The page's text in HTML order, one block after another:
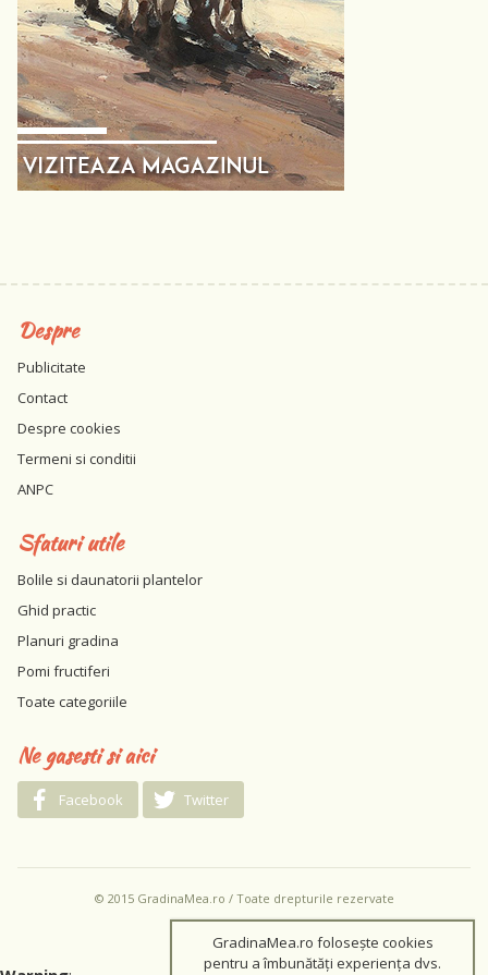
Despre
Publicitate
Contact
Despre cookies
Termeni si conditii
ANPC
Sfaturi utile
Bolile si daunatorii plantelor
Ghid practic
Planuri gradina
Pomi fructiferi
Toate categoriile
Ne gasesti si aici
Facebook Twitter
© 2015 GradinaMea.ro / Toate drepturile rezervate
GradinaMea.ro folosește cookies
pentru a îmbunătăți experiența dvs.